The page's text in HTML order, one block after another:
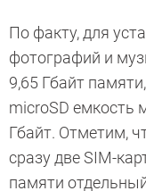
По факту, для
фотографий и
9,65 Гбайт
microSD емкость
Гбайт. Отметим,
сразу две SIM-
памяти